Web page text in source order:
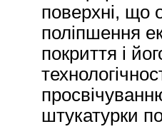
поверхні, що
поліпшення
покриття і
штукатурки